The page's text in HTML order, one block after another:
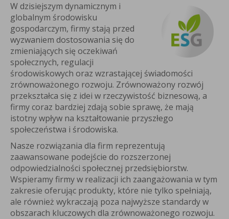
W dzisiejszym dynamicznym i
globalnym środowisku
gospodarczym, firmy stają przed
wyzwaniem dostosowania się do
zmieniających się oczekiwań
społecznych, regulacji
środowiskowych oraz wzrastającej świadomości
zrównoważonego rozwoju. Zrównoważony rozwój
przekształca się z idei w rzeczywistość biznesową, a
firmy coraz bardziej zdają sobie sprawę, że mają
istotny wpływ na kształtowanie przyszłego
społeczeństwa i środowiska.
Nasze rozwiązania dla firm reprezentują
zaawansowane podejście do rozszerzonej
odpowiedzialności społecznej przedsiębiorstw.
Wspieramy firmy w realizacji ich zaangażowania w tym
zakresie oferując produkty, które nie tylko spełniają,
ale również wykraczają poza najwyższe standardy w
obszarach kluczowych dla zrównoważonego rozwoju.